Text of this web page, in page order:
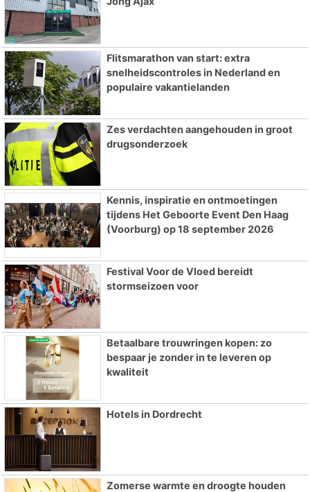
Flitsmarathon van start: extra
snelheidscontroles in Nederland en
populaire vakantielanden
Zes verdachten aangehouden in groot
drugsonderzoek
Kennis, inspiratie en ontmoetingen
tijdens Het Geboorte Event Den Haag
(Voorburg) op 18 september 2026
Festival Voor de Vloed bereidt
stormseizoen voor
Betaalbare trouwringen kopen: zo
bespaar je zonder in te leveren op
kwaliteit
Hotels in Dordrecht
Zomerse warmte en droogte houden